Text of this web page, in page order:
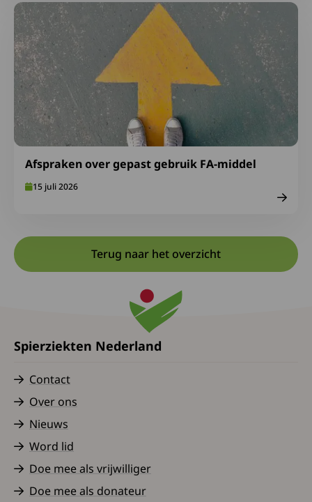
Afspraken over gepast gebruik FA-middel
15 juli 2026
Lees meer over Afspraken over gepast gebruik FA-
Terug naar het overzicht
Spierziekten Nederland
Contact
Over ons
Nieuws
Word lid
Doe mee als vrijwilliger
Doe mee als donateur